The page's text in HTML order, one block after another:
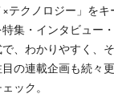
×テクノロジー」を
特集・インタビュー
、わかりやすく、
目の連載企画も続々
ック。